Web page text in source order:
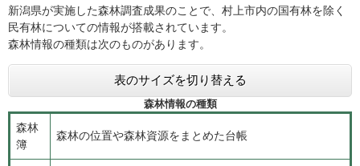
新潟県が実施した森林調査成果のことで、村上市内の国有林を除く
民有林についての情報が搭載されています。
森林情報の種類は次のものがあります。
表のサイズを切り替える
森林情報の種類
森林
簿
森林の位置や森林資源をまとめた台帳